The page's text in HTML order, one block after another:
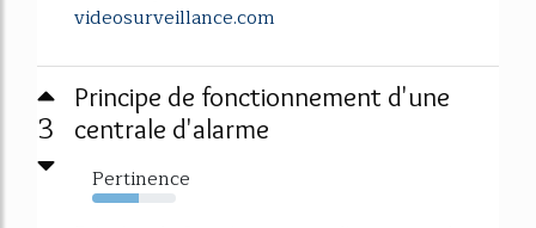
videosurveillance.com
3
Principe de fonctionnement d'une
centrale d'alarme
Pertinence
56%